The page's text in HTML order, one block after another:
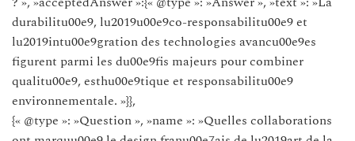
durabilitu00e9, lu2019u00e9co-responsabilitu00e9 et
lu2019intu00e9gration des technologies avancu00e9es
figurent parmi les du00e9fis majeurs pour combiner
qualitu00e9, esthu00e9tique et responsabilitu00e9
environnementale. »}},
{« @type »: »Question », »name »: »Quelles collaborations